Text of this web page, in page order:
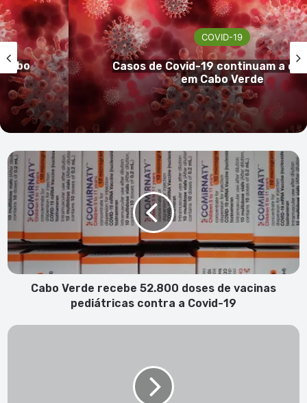
COVID-19
Cabo Verde sem registo de
covid-19 nas últimas 24h
Cabo
Verde
recebe
52.800
doses
de
vacinas
pediátricas
contra
Cabo Verde recebe 52.800 doses de vacinas
pediátricas contra a Covid-19
Tribunal